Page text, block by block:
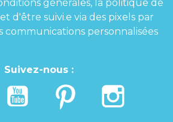
générales, la politique de
d'être suivi.e via des pixels par
communications personnalisées
Suivez-nous :